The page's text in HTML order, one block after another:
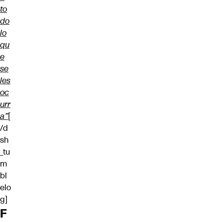
to
do
lo
qu
e
se
les
oc
urr
a”[
/d
sh
_tu
m
bl
elo
g]
F